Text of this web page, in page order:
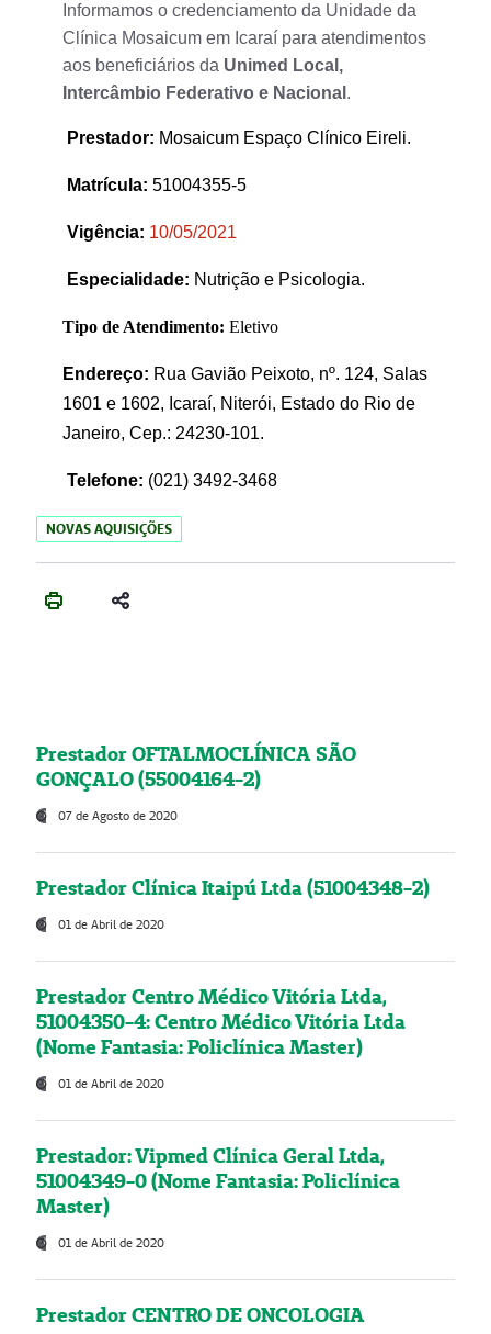
Informamos o credenciamento da Unidade da
Clínica Mosaicum em Icaraí para atendimentos
aos beneficiários da Unimed Local,
Intercâmbio Federativo e Nacional .
Prestador: Mosaicum Espaço Clínico Eireli.
Matrícula: 51004355-5
Vigência: 10/05/2021
Especialidade: Nutrição e Psicologia.
Tipo de Atendimento: Eletivo
Endereço: Rua Gavião Peixoto, nº. 124, Salas
1601 e 1602, Icaraí, Niterói, Estado do Rio de
Janeiro, Cep.: 24230-101.
Telefone: (021) 3492-3468
NOVAS AQUISIÇÕES
Prestador OFTALMOCLÍNICA SÃO
GONÇALO (55004164-2)
07 de Agosto de 2020
Prestador Clínica Itaipú Ltda (51004348-2)
01 de Abril de 2020
Prestador Centro Médico Vitória Ltda,
51004350-4: Centro Médico Vitória Ltda
(Nome Fantasia: Policlínica Master)
01 de Abril de 2020
Prestador: Vipmed Clínica Geral Ltda,
51004349-0 (Nome Fantasia: Policlínica
Master)
01 de Abril de 2020
Prestador CENTRO DE ONCOLOGIA